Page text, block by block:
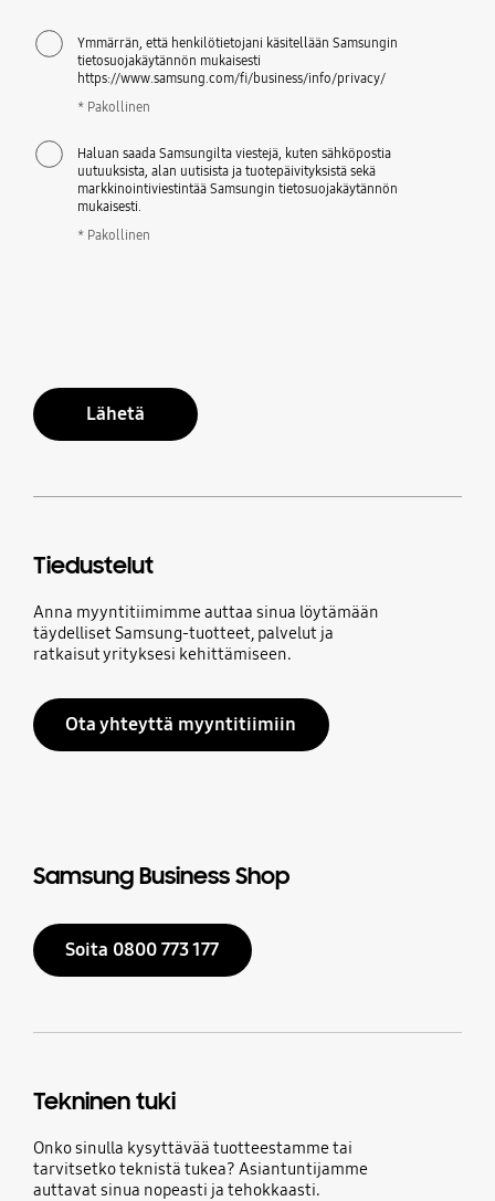
Ymmärrän, että henkilötietojani käsitellään Samsungin
tietosuojakäytännön mukaisesti
https://www.samsung.com/fi/business/info/privacy/
* Pakollinen
Haluan saada Samsungilta viestejä, kuten sähköpostia
uutuuksista, alan uutisista ja tuotepäivityksistä sekä
markkinointiviestintää Samsungin tietosuojakäytännön
mukaisesti.
* Pakollinen
Lähetä
Tiedustelut
Anna myyntitiimimme auttaa sinua löytämään
täydelliset Samsung-tuotteet, palvelut ja
ratkaisut yrityksesi kehittämiseen.
Ota yhteyttä myyntitiimiin
Samsung Business Shop
Soita 0800 773 177
Tekninen tuki
Onko sinulla kysyttävää tuotteestamme tai
tarvitsetko teknistä tukea? Asiantuntijamme
auttavat sinua nopeasti ja tehokkaasti.